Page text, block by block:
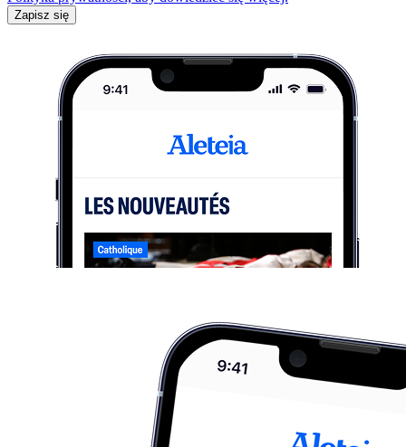
Zapisz się